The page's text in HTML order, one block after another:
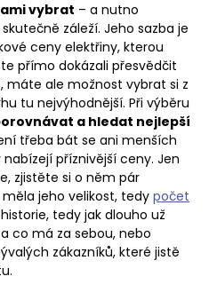
vybrat – a nutno
záleží. Jeho sazba je
ceny elektřiny, kterou
přímo dokázali přesvědčit
máte ale možnost vybrat si z
tu nejvýhodnější. Při výběru
a hledat nejlepší
třeba bát se ani menších
příznivější ceny. Jen
zjistěte si o něm pár
jeho velikost, tedy počet
tedy jak dlouho už
co má za sebou, nebo
zákazníků, které jistě